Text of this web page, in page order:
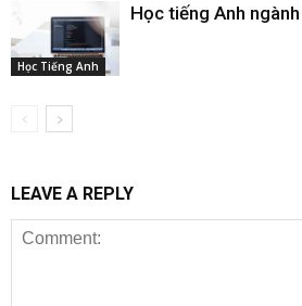
Học Tiếng Anh
Học tiếng Anh
LEAVE A REPLY